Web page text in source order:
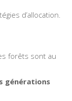
d’allocation.
forêts sont au
générations